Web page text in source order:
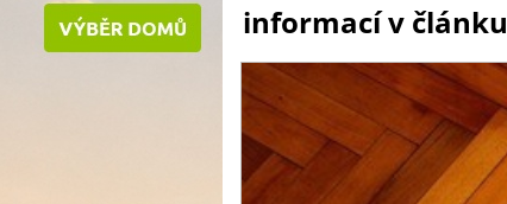
informací v článku